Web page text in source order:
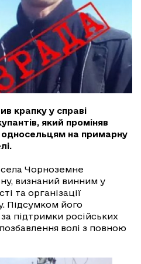
крапку у справі
який проміняв
односельцям на примарну
Чорноземне
визнаний винним у
та організації
Підсумком його
підтримки російських
волі з повною